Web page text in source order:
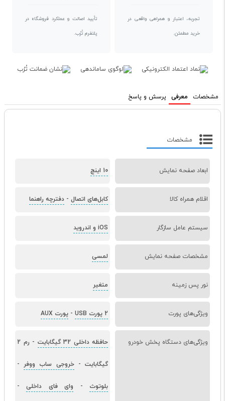
تجربه، اعتبار و همراهی واقعی در
خرید مطمئن.
تأیید اصالت و عملکرد فروشگاه در
پلتفرم تُرُب.
مشخصات معرفی پرسش و پاسخ
مشخصات
ابعاد صفحه نمایش 10 اینچ
اقلام همراه کالا کابل‌های اتصال - دفترچه راهنما
سیستم عامل سازگار iOS و اندروید
مشخصات صفحه نمایش لمسی
نور پس زمینه متغیر
ویژگی‌های پورت 2 پورت USB - پورت AUX
ویژگی‌های دستگاه پخش خودرو حافظه داخلی 32 گیگابایت - رم 2
گیگابایت-خروجی ساب ووفر -
بلوتوث - وای فای داخلی-